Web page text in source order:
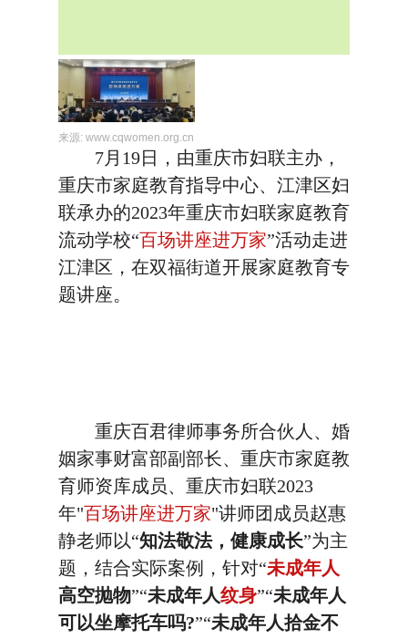
来源: www.cqwomen.org.cn
7月19日，由重庆市妇联主办，
重庆市家庭教育指导中心、江津区妇
联承办的2023年重庆市妇联家庭教育
流动学校“百场讲座进万家”活动走进
江津区，在双福街道开展家庭教育专
题讲座。
重庆百君律师事务所合伙人、婚
姻家事财富部副部长、重庆市家庭教
育师资库成员、重庆市妇联2023
年"百场讲座进万家"讲师团成员赵惠
静老师以“知法敬法，健康成长”为主
题，结合实际案例，针对“未成年人
高空抛物”“未成年人纹身”“未成年人
可以坐摩托车吗?”“未成年人拾金不